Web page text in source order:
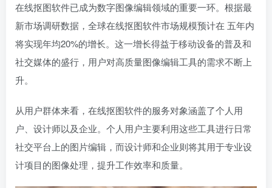
在线抠图软件已成为数字图像编辑领域的重要一环。根据最
新市场调研数据，全球在线抠图软件市场规模预计在 五年内
将实现年均20%的增长。这一增长得益于移动设备的普及和
社交媒体的盛行，用户对高质量图像编辑工具的需求不断上
升。
从用户群体来看，在线抠图软件的服务对象涵盖了个人用
户、设计师以及企业。个人用户主要利用这些工具进行日常
社交平台上的图片编辑，而设计师和企业则将其用于专业设
计项目的图像处理，提升工作效率和质量。